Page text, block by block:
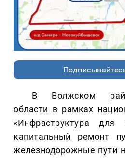
В Волжском
области в рамках
«Инфраструктура для
капитальный ремонт
железнодорожные пути